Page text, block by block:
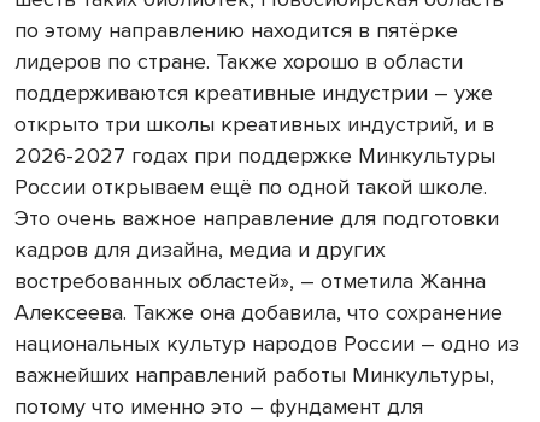
по этому направлению находится в пятёрке
лидеров по стране. Также хорошо в области
поддерживаются креативные индустрии – уже
открыто три школы креативных индустрий, и в
2026-2027 годах при поддержке Минкультуры
России открываем ещё по одной такой школе.
Это очень важное направление для подготовки
кадров для дизайна, медиа и других
востребованных областей», – отметила Жанна
Алексеева. Также она добавила, что сохранение
национальных культур народов России – одно из
важнейших направлений работы Минкультуры,
потому что именно это – фундамент для